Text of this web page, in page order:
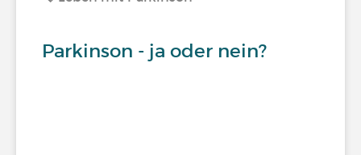
Parkinson - ja oder nein?